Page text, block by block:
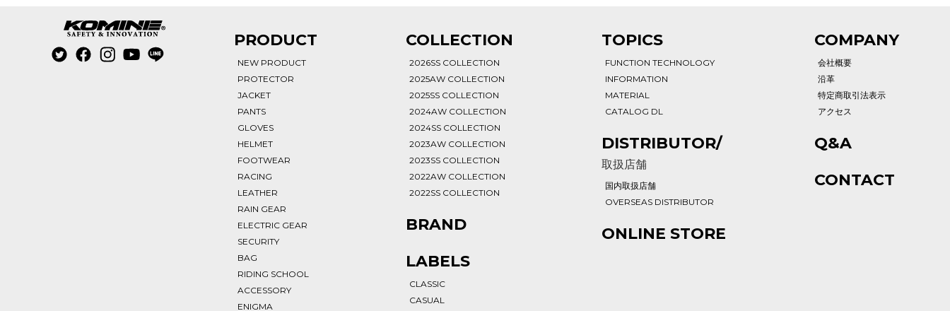
PRODUCT
NEW PRODUCT
PROTECTOR
JACKET
PANTS
GLOVES
HELMET
FOOTWEAR
RACING
LEATHER
RAIN GEAR
ELECTRIC GEAR
SECURITY
BAG
RIDING SCHOOL
ACCESSORY
ENIGMA
COLLECTION
2026SS COLLECTION
2025AW COLLECTION
2025SS COLLECTION
2024AW COLLECTION
2024SS COLLECTION
2023AW COLLECTION
2023SS COLLECTION
2022AW COLLECTION
2022SS COLLECTION
BRAND
LABELS
CLASSIC
CASUAL
TOPICS
FUNCTION TECHNOLOGY
INFORMATION
MATERIAL
CATALOG DL
DISTRIBUTOR/
取扱店舗
国内取扱店舗
OVERSEAS DISTRIBUTOR
ONLINE STORE
COMPANY
会社概要
沿革
特定商取引法表示
アクセス
Q&A
CONTACT